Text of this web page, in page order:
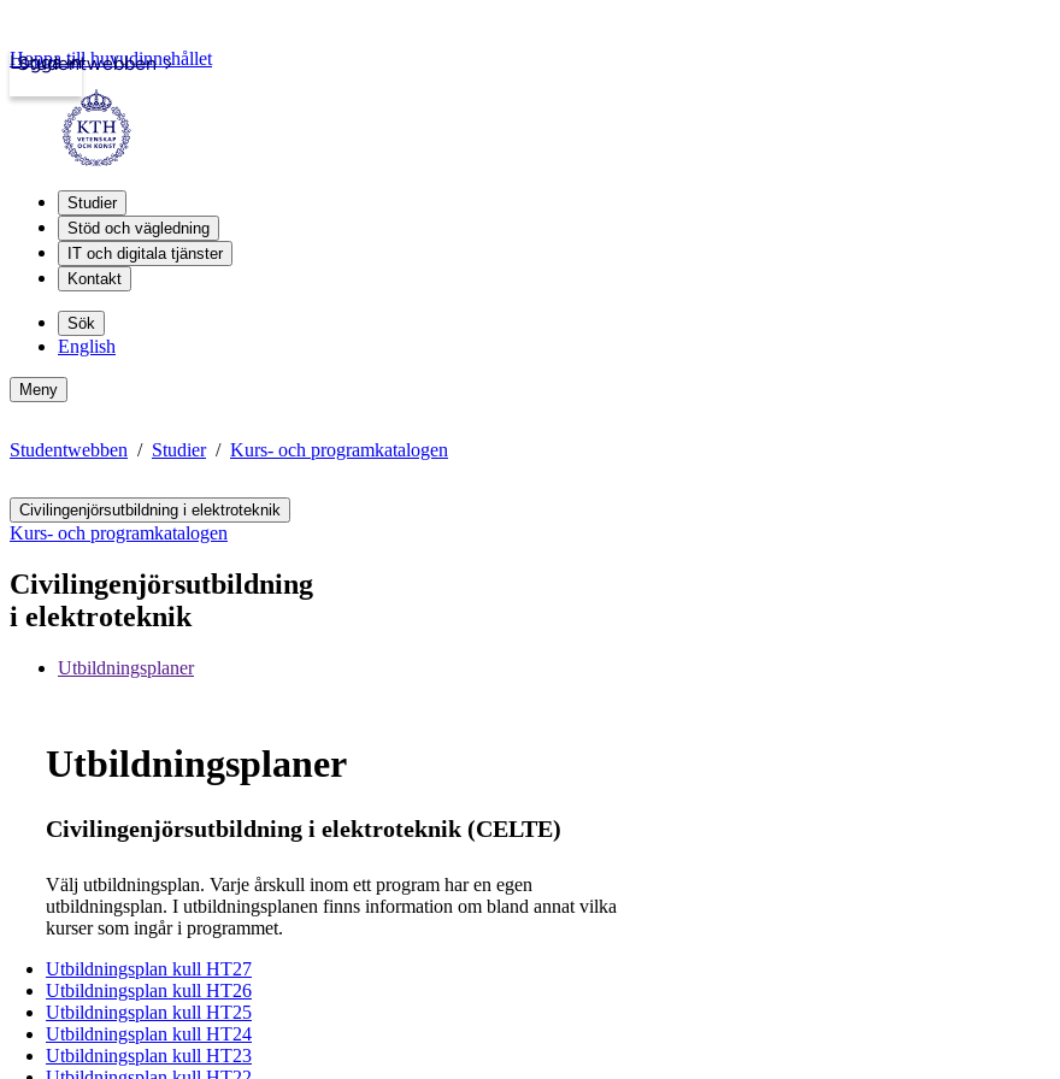
Studentwebben
Logga in
Hoppa till huvudinnehållet
Studier
Stöd och vägledning
IT och digitala tjänster
Kontakt
Sök
English
Meny
Studentwebben Studier Kurs- och programkatalogen
Civilingenjörsutbildning i elektroteknik
Kurs- och programkatalogen
Civilingenjörsutbildning
i elektroteknik
Utbildningsplaner
Utbildningsplaner
Civilingenjörsutbildning i elektroteknik (CELTE)
Välj utbildningsplan. Varje årskull inom ett program har en egen
utbildningsplan. I utbildningsplanen finns information om bland annat vilka
kurser som ingår i programmet.
Utbildningsplan kull HT27
Utbildningsplan kull HT26
Utbildningsplan kull HT25
Utbildningsplan kull HT24
Utbildningsplan kull HT23